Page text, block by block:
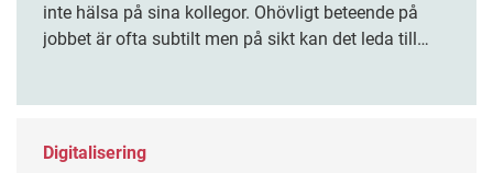
inte hälsa på sina kollegor. Ohövligt beteende på
jobbet är ofta subtilt men på sikt kan det leda till
Digitalisering